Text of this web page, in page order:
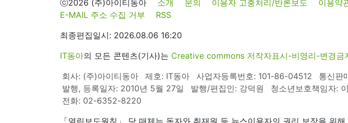
ⓒ2026 (주)아이티동아 소개 문의 이용자 고충처리/반론보도 이용약
E-MAIL 주소 수집 거부
RSS
최종편집일시: 2026.08.06 16:20
IT동아의 모든 콘텐츠(기사)는 Creative commons 저작자표시-비영리-변경금
회사: (주)아이티동아
제호: IT동아 사업자등록번호: 101-86-04512 통신판
발행, 등록일자: 2010년 5월 27일
발행/편집인: 강덕원 청소년보호책임자:
전화: 02-6352-8220
「열린보도원칙」 당 매체는 독자와 취재원 등 뉴스이용자의 권리 보장을 위